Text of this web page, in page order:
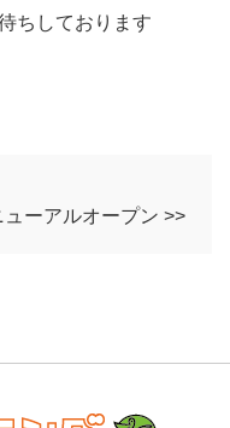
ちしております
ーアルオープン >>